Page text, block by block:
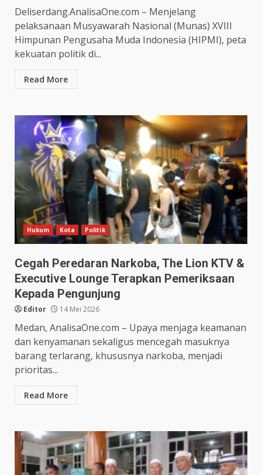
Deliserdang.AnalisaOne.com – Menjelang
pelaksanaan Musyawarah Nasional (Munas) XVIII
Himpunan Pengusaha Muda Indonesia (HIPMI), peta
kekuatan politik di...
Read More
Hukum Kota Politik
Cegah Peredaran Narkoba, The Lion KTV &
Executive Lounge Terapkan Pemeriksaan
Kepada Pengunjung
Editor 14 Mei 2026
Medan, AnalisaOne.com – Upaya menjaga keamanan
dan kenyamanan sekaligus mencegah masuknya
barang terlarang, khususnya narkoba, menjadi
prioritas...
Read More